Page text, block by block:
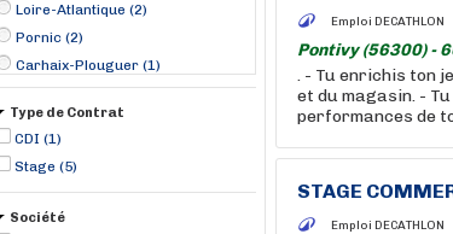
Loire-Atlantique (2)
Pornic (2)
Carhaix-Plouguer (1)
Lanester (1)
Pontivy (1)
Vannes (1)
Type de Contrat
CDI (1)
Stage (5)
Société
Emploi DECATHLON
Pontivy (56300) -
. - Tu enrichis ton
et du magasin. -
performances de
STAGE
Emploi DECATHLON